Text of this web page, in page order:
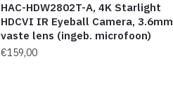
HAC-HDW2802T-A, 4K Starlight
HDCVI IR Eyeball Camera, 3.6mm
vaste lens (ingeb. microfoon)
€159,00